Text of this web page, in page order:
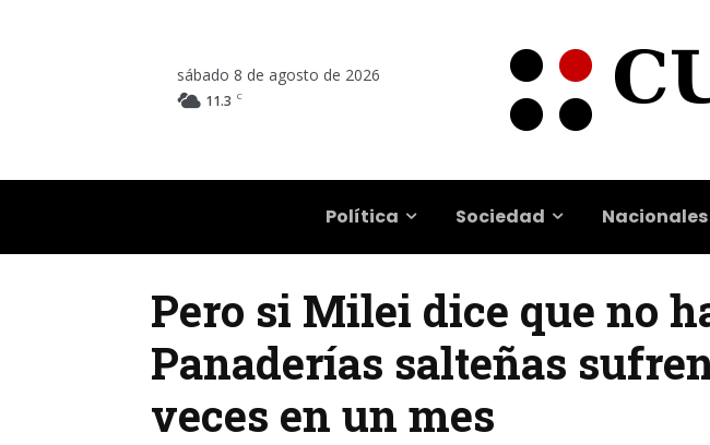
sábado 8 de agosto de 2026
11.3 C
Política Sociedad Nacionales
Pero si Milei dice que no
Panaderías salteñas
veces en un mes